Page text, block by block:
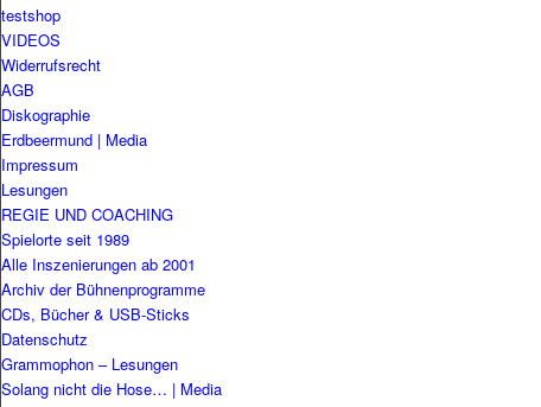
testshop
VIDEOS
Widerrufsrecht
AGB
Diskographie
Erdbeermund | Media
Impressum
Lesungen
REGIE UND COACHING
Spielorte seit 1989
Alle Inszenierungen ab 2001
Archiv der Bühnenprogramme
CDs, Bücher & USB-Sticks
Datenschutz
Grammophon – Lesungen
Solang nicht die Hose… | Media